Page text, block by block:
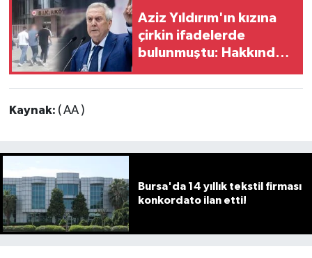
Aziz Yıldırım'ın kızına
çirkin ifadelerde
bulunmuştu: Hakkında
Kaynak: ( AA )
Bursa'da 14 yıllık tekstil firması
konkordato ilan etti!